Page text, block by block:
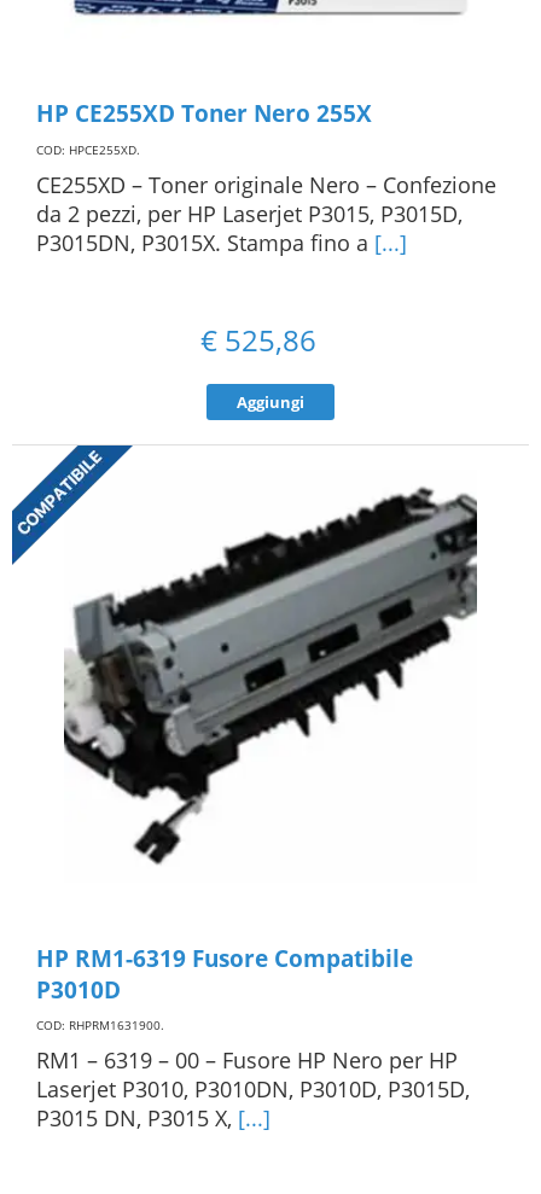
HP CE255XD Toner Nero 255X
COD: HPCE255XD.
CE255XD – Toner originale Nero – Confezione
da 2 pezzi, per HP Laserjet P3015, P3015D,
P3015DN, P3015X. Stampa fino a [...]
€ 525,86
Aggiungi
HP RM1-6319 Fusore Compatibile
P3010D
COD: RHPRM1631900.
RM1 – 6319 – 00 – Fusore HP Nero per HP
Laserjet P3010, P3010DN, P3010D, P3015D,
P3015 DN, P3015 X, [...]